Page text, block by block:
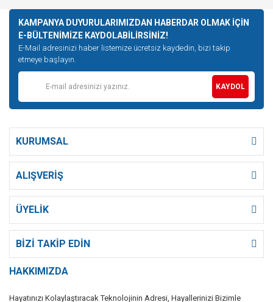
KAMPANYA DUYURULARIMIZDAN HABERDAR OLMAK İÇİN
E-BÜLTENİMİZE KAYDOLABİLİRSİNİZ!
E-Mail adresinizi haber listemize ücretsiz kaydedin, bizi takip
etmeye başlayın.
KAYDOL
KURUMSAL
ALIŞVERİŞ
ÜYELİK
BİZİ TAKİP EDİN
HAKKIMIZDA
Hayatınızı Kolaylaştıracak Teknolojinin Adresi, Hayallerinizi Bizimle